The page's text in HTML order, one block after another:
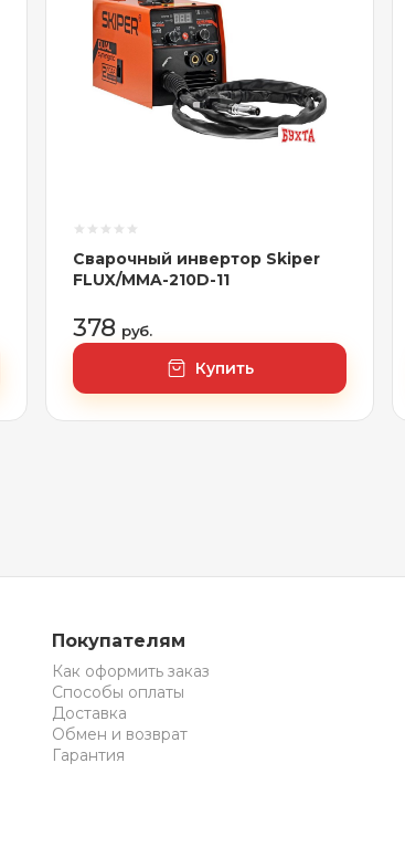
Сварочный инвертор Skiper
FLUX/MMA-210D-11
378 руб.
Купить
Покупателям
Как оформить заказ
Способы оплаты
Доставка
Обмен и возврат
Гарантия